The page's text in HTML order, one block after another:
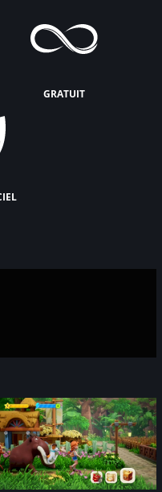
gratuit